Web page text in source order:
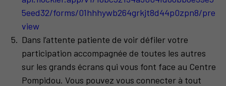
5eed32/forms/01hhhywb264grkjt8d44p0zpn8/pre
view
Dans l’attente patiente de voir défiler votre
participation accompagnée de toutes les autres
sur les grands écrans qui vous font face au Centre
Pompidou. Vous pouvez vous connecter à tout